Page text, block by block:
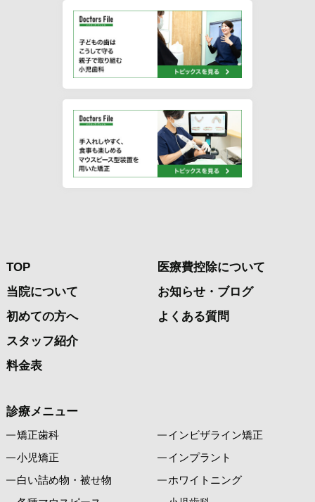
TOP
当院について
初めての方へ
スタッフ紹介
料金表
診療メニュー
矯正歯科
インビザライン矯正
小児矯正
インプラント
白い詰め物・被せ物
ホワイトニング
医療費控除について
お知らせ・ブログ
よくある質問